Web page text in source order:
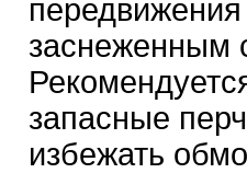
заснеженным
запасные
избежать